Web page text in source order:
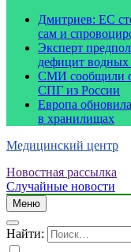
Дмитриев: ЕС
сам и
Эксперт
дефицит водных
СМИ сообщили
СПГ из России
Европа
в хранилищах
Медицинский центр
Новостная рассылка
Случайные новости
Меню
Найти: